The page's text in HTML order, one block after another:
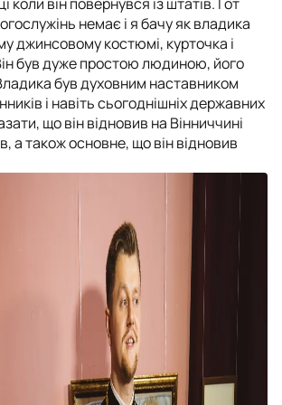
немає і я бачу як владика
джинсовому костюмі, курточка і
був дуже простою людиною, його
був духовним наставником
і навіть сьогоднішніх державних
що він відновив на Вінниччині
а також основне, що він відновив